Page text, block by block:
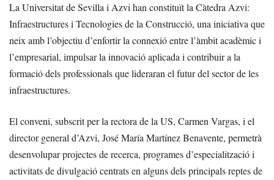
La Universitat de Sevilla i Azvi han constituït la Càtedra Azvi:
Infraestructures i Tecnologies de la Construcció, una iniciativa que
neix amb l’objectiu d’enfortir la connexió entre l’àmbit acadèmic i
l’empresarial, impulsar la innovació aplicada i contribuir a la
formació dels professionals que lideraran el futur del sector de les
infraestructures.
El conveni, subscrit per la rectora de la US, Carmen Vargas, i el
director general d’Azvi, José María Martínez Benavente, permetrà
desenvolupar projectes de recerca, programes d’especialització i
activitats de divulgació centrats en alguns dels principals reptes de